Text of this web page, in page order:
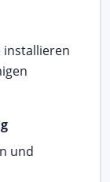
installieren
und